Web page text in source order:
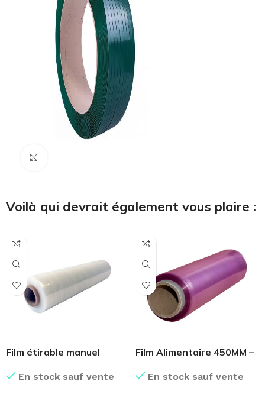
Voilà qui devrait également vous plaire :
Film étirable manuel
En stock sauf vente
Film Alimentaire 450MM –
En stock sauf vente